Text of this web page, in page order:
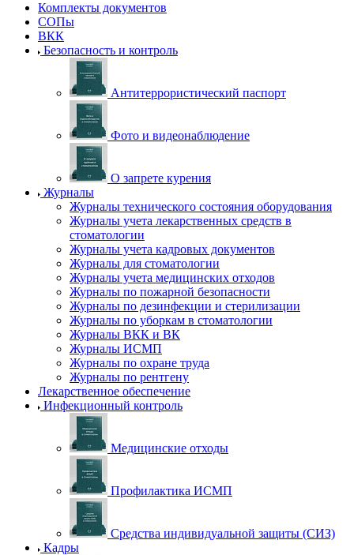
Комплекты документов
СОПы
ВКК
Безопасность и контроль
Антитеррористический паспорт
Фото и видеонаблюдение
О запрете курения
Журналы
Журналы технического состояния оборудования
Журналы учета лекарственных средств в
стоматологии
Журналы учета кадровых документов
Журналы для стоматологии
Журналы учета медицинских отходов
Журналы по пожарной безопасности
Журналы по дезинфекции и стерилизации
Журналы по уборкам в стоматологии
Журналы ВКК и ВК
Журналы ИСМП
Журналы по охране труда
Журналы по рентгену
Лекарственное обеспечение
Инфекционный контроль
Медицинские отходы
Профилактика ИСМП
Средства индивидуальной защиты (СИЗ)
Кадры